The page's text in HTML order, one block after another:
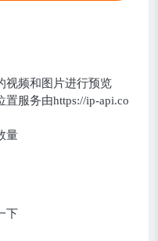
视频和图片进行预览
服务由https://ip-api.co
量
下